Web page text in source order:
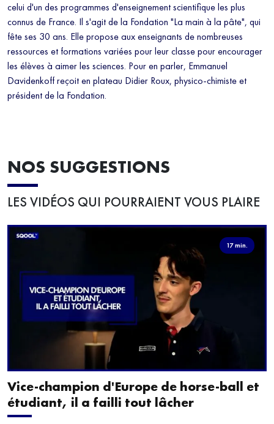
celui d'un des programmes d'enseignement scientifique les plus
connus de France. Il s'agit de la Fondation "La main à la pâte", qui
fête ses 30 ans. Elle propose aux enseignants de nombreuses
ressources et formations variées pour leur classe pour encourager
les élèves à aimer les sciences. Pour en parler, Emmanuel
Davidenkoff reçoit en plateau Didier Roux, physico-chimiste et
président de la Fondation.
NOS SUGGESTIONS
LES VIDÉOS QUI POURRAIENT VOUS PLAIRE
17 min.
Vice-champion d'Europe de horse-ball et
étudiant, il a failli tout lâcher